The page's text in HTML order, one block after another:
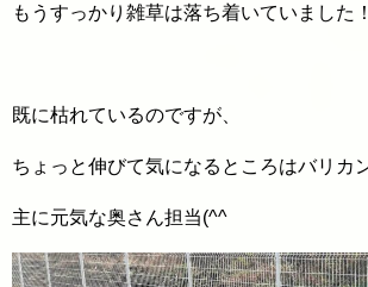
もうすっかり雑草は落ち着いていました
既に枯れているのですが、
ちょっと伸びて気になるところはバリカ
主に元気な奥さん担当(^^ゞ